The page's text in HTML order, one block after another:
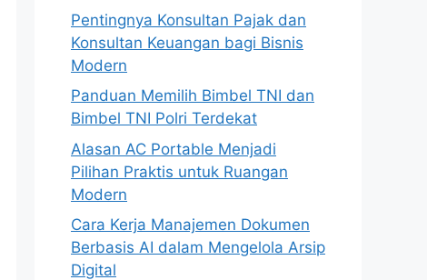
Pentingnya Konsultan Pajak dan
Konsultan Keuangan bagi Bisnis
Modern
Panduan Memilih Bimbel TNI dan
Bimbel TNI Polri Terdekat
Alasan AC Portable Menjadi
Pilihan Praktis untuk Ruangan
Modern
Cara Kerja Manajemen Dokumen
Berbasis AI dalam Mengelola Arsip
Digital